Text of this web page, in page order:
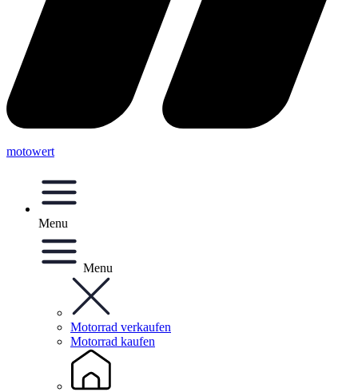
motowert
Menu
Menu
Motorrad verkaufen
Motorrad kaufen